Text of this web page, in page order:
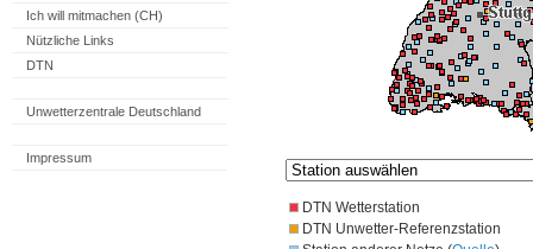
Ich will mitmachen (CH)
Nützliche Links
DTN
Unwetterzentrale Deutschland
Impressum
DTN Wetterstation
DTN Unwetter-Referenzstation